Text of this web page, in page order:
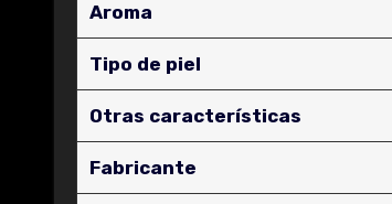
Aroma
Tipo de piel
Otras características
Fabricante